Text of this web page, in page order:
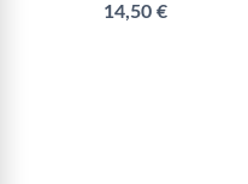
14,50 €